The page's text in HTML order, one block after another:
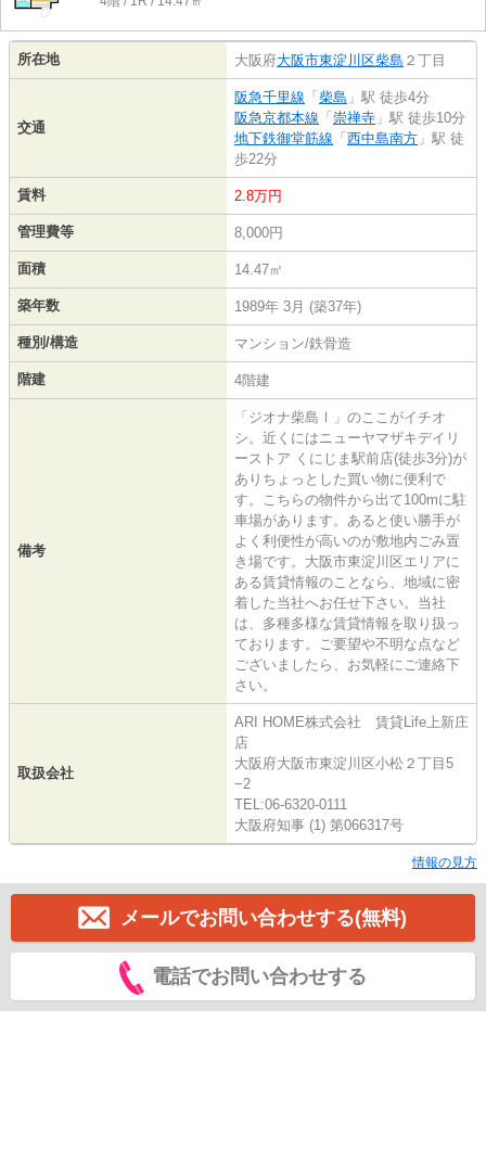
所在地 大阪府大阪市東淀川区柴島 ２丁目
交通
阪急千里線 「 柴島 」駅 徒歩4分
阪急京都本線 「 崇禅寺 」駅 徒歩10分
地下鉄御堂筋線 「 西中島南方 」駅 徒
歩22分
賃料 2.8万円
管理費等 8,000円
面積 14.47㎡
築年数 1989年 3月 (築37年)
種別/構造 マンション/鉄骨造
階建 4階建
備考
「ジオナ柴島Ⅰ」のここがイチオ
シ。近くにはニューヤマザキデイリ
ーストア くにじま駅前店(徒歩3分)が
ありちょっとした買い物に便利で
す。こちらの物件から出て100mに駐
車場があります。あると使い勝手が
よく利便性が高いのが敷地内ごみ置
き場です。大阪市東淀川区エリアに
ある賃貸情報のことなら、地域に密
着した当社へお任せ下さい。当社
は、多種多様な賃貸情報を取り扱っ
ております。ご要望や不明な点など
ございましたら、お気軽にご連絡下
さい。
取扱会社
ARI HOME株式会社 賃貸Life上新庄
店
大阪府大阪市東淀川区小松２丁目5
−2
TEL:06-6320-0111
大阪府知事 (1) 第066317号
情報の見方
メールでお問い合わせする(無料)
電話でお問い合わせする